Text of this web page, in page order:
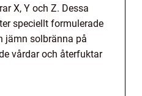
X, Y och Z. Dessa
speciellt formulerade
jämn solbränna på
vårdar och återfuktar